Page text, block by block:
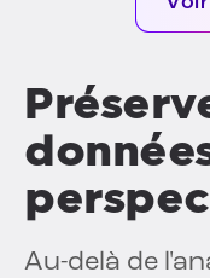
Au-delà de